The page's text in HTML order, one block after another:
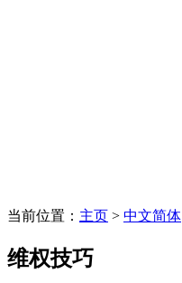
当前位置： 主页 > 中文简体
维权技巧